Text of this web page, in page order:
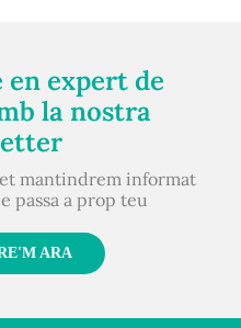
expert de
la nostra
mantindrem informat
passa a prop teu
ARA